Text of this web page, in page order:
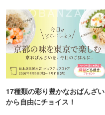
17種類の彩り豊かなおばんざい
から自由にチョイス！